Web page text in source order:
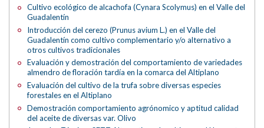
Cultivo ecológico de alcachofa (Cynara Scolymus) en el Valle del
Guadalentín
Introducción del cerezo (Prunus avium L.) en el Valle del
Guadalentín como cultivo complementario y/o alternativo a
otros cultivos tradicionales
Evaluación y demostración del comportamiento de variedades
almendro de floración tardía en la comarca del Altiplano
Evaluación del cultivo de la trufa sobre diversas especies
forestales en el Altiplano
Demostración comportamiento agrónomico y aptitud calidad
del aceite de diversas var. Olivo